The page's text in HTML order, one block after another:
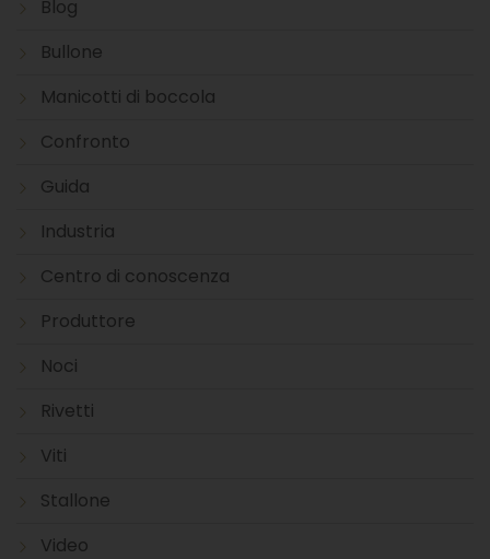
Blog
Bullone
Manicotti di boccola
Confronto
Guida
Industria
Centro di conoscenza
Produttore
Noci
Rivetti
Viti
Stallone
Video